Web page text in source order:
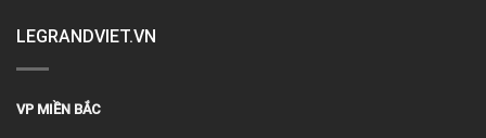
LEGRANDVIET.VN
VP MIỀN BẮC